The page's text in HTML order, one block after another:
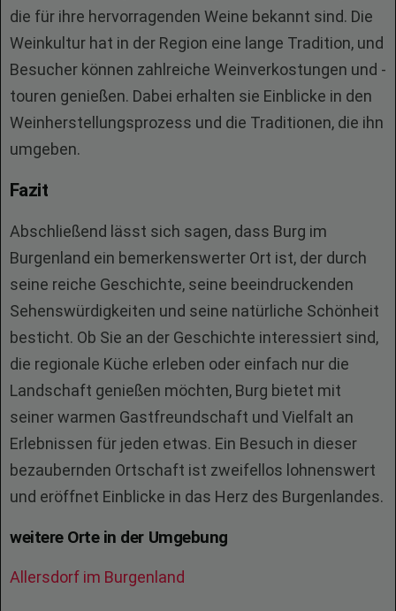
die für ihre hervorragenden Weine bekannt sind. Die
Weinkultur hat in der Region eine lange Tradition, und
Besucher können zahlreiche Weinverkostungen und -
touren genießen. Dabei erhalten sie Einblicke in den
Weinherstellungsprozess und die Traditionen, die ihn
umgeben.
Fazit
Abschließend lässt sich sagen, dass Burg im
Burgenland ein bemerkenswerter Ort ist, der durch
seine reiche Geschichte, seine beeindruckenden
Sehenswürdigkeiten und seine natürliche Schönheit
besticht. Ob Sie an der Geschichte interessiert sind,
die regionale Küche erleben oder einfach nur die
Landschaft genießen möchten, Burg bietet mit
seiner warmen Gastfreundschaft und Vielfalt an
Erlebnissen für jeden etwas. Ein Besuch in dieser
bezaubernden Ortschaft ist zweifellos lohnenswert
und eröffnet Einblicke in das Herz des Burgenlandes.
weitere Orte in der Umgebung
Allersdorf im Burgenland